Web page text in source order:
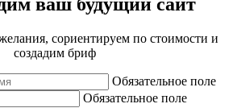
сориентируем по стоимости и
создадим бриф
Обязательное поле
Обязательное поле